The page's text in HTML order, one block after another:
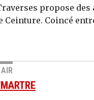
propose
Ceinture. Coincé